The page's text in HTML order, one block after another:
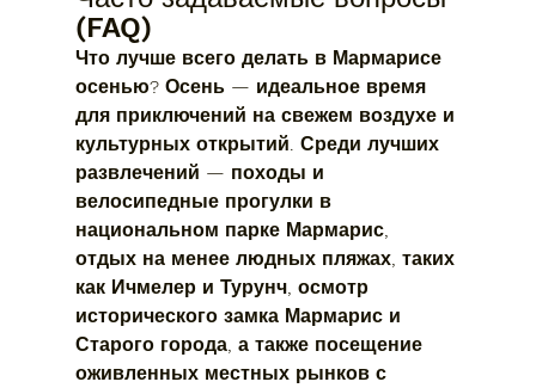
(FAQ)
Что лучше всего делать в Мармарисе
осенью? Осень — идеальное время
для приключений на свежем воздухе и
культурных открытий. Среди лучших
развлечений — походы и
велосипедные прогулки в
национальном парке Мармарис,
отдых на менее людных пляжах, таких
как Ичмелер и Турунч, осмотр
исторического замка Мармарис и
Старого города, а также посещение
оживленных местных рынков с